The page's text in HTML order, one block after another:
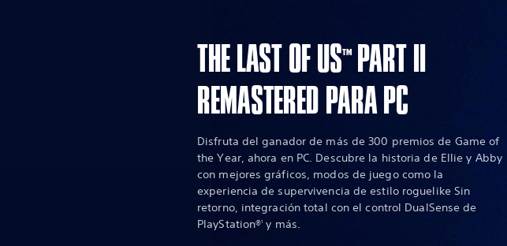
THE LAST OF US™PART II
REMASTERED PARA PC
Disfruta del ganador de más de 300 premios de Game of
the Year, ahora en PC. Descubre la historia de Ellie y Abby
con mejores gráficos, modos de juego como la
experiencia de supervivencia de estilo roguelike Sin
retorno, integración total con el control DualSense de
PlayStation® y más.